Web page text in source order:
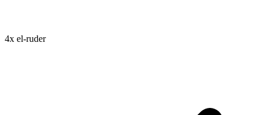
4x el-ruder